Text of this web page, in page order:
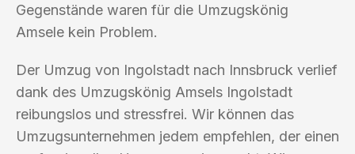
Gegenstände waren für die Umzugskönig
Amsele kein Problem.
Der Umzug von Ingolstadt nach Innsbruck verlief
dank des Umzugskönig Amsels Ingolstadt
reibungslos und stressfrei. Wir können das
Umzugsunternehmen jedem empfehlen, der einen